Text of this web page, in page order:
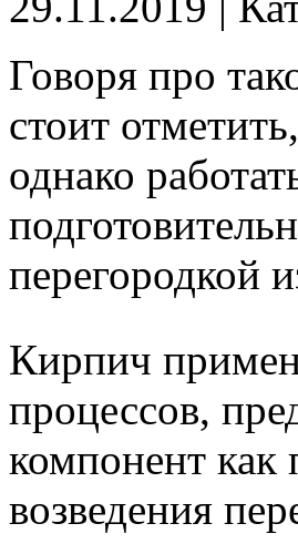
Говоря про
стоит
однако
перегородкой
Кирпич
процессов,
компонент как
возведения